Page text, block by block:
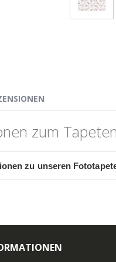
zum
zu unseren